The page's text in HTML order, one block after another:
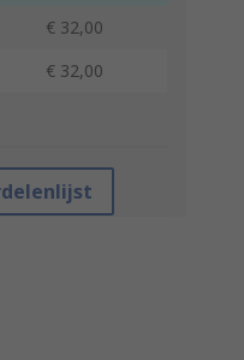
€ 32,00
€ 32,00